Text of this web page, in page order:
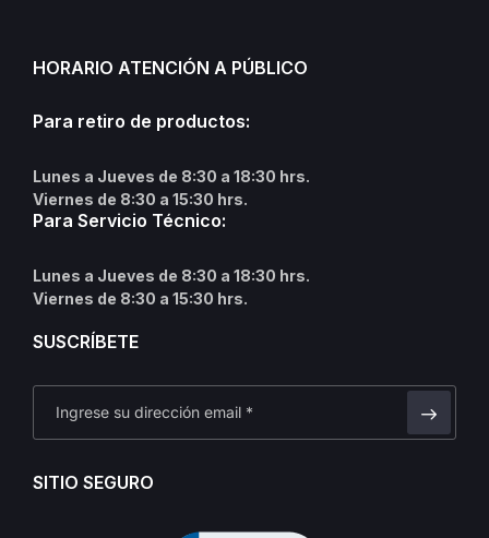
HORARIO ATENCIÓN A PÚBLICO
Para retiro de productos:
Lunes a Jueves de 8:30 a 18:30 hrs.
Viernes de 8:30 a 15:30 hrs.
Para Servicio Técnico:
Lunes a Jueves de 8:30 a 18:30 hrs.
Viernes de 8:30 a 15:30 hrs.
SUSCRÍBETE
SITIO SEGURO